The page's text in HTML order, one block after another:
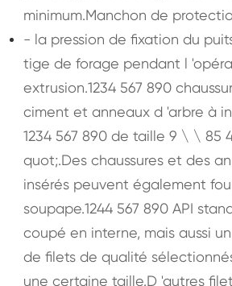
minimum.Manchon de
- la pression de fixation du
tige de forage pendant l
extrusion.1234 567 890
ciment et anneaux d 'arbre à
1234 567 890 de taille 9 \ \ 85
quot;.Des chaussures et des
insérés peuvent également
soupape.1244 567 890 API
coupé en interne, mais aussi
de filets de qualité
une certaine taille.D 'autres